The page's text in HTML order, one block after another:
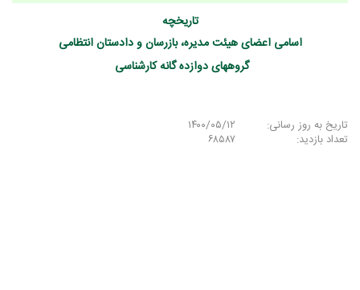
تاریخچه
اسامی اعضای هیئت مدیره، بازرسان و دادستان انتظامی
گروههای دوازده گانه کارشناسی
تاریخ به روز رسانی:
۱۴۰۰/۰۵/۱۲
تعداد بازدید:
۶۸۵۸۷